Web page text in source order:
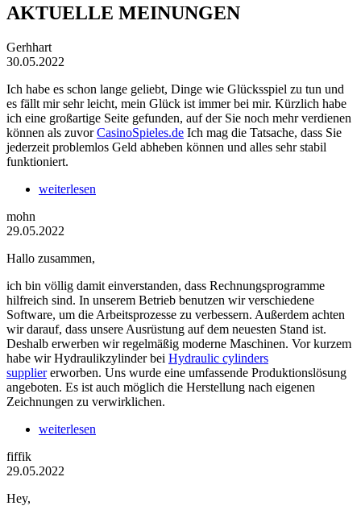
AKTUELLE MEINUNGEN
Gerhhart
30.05.2022
Ich habe es schon lange geliebt, Dinge wie Glücksspiel zu tun und
es fällt mir sehr leicht, mein Glück ist immer bei mir. Kürzlich habe
ich eine großartige Seite gefunden, auf der Sie noch mehr verdienen
können als zuvorCasinoSpieles.de Ich mag die Tatsache, dass Sie
jederzeit problemlos Geld abheben können und alles sehr stabil
funktioniert.
weiterlesen
mohn
29.05.2022
Hallo zusammen,
ich bin völlig damit einverstanden, dass Rechnungsprogramme
hilfreich sind. In unserem Betrieb benutzen wir verschiedene
Software, um die Arbeitsprozesse zu verbessern. Außerdem achten
wir darauf, dass unsere Ausrüstung auf dem neuesten Stand ist.
Deshalb erwerben wir regelmäßig moderne Maschinen. Vor kurzem
habe wir Hydraulikzylinder bei Hydraulic cylinders
suppliererworben. Uns wurde eine umfassende Produktionslösung
angeboten. Es ist auch möglich die Herstellung nach eigenen
Zeichnungen zu verwirklichen.
weiterlesen
fiffik
29.05.2022
Hey,